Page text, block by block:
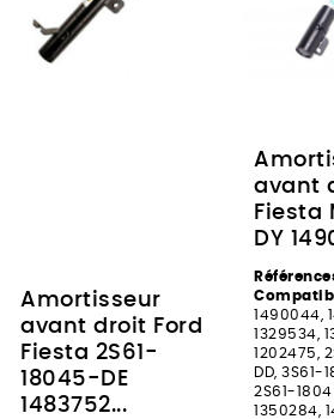
Amortisseur
avant droit Ford
Fiesta 2S61-
18045-DE
1483752...
avant
Fiesta
DY
1490044,
1329534,
1202475,
DD, 3S61-
2S61-
1350284,